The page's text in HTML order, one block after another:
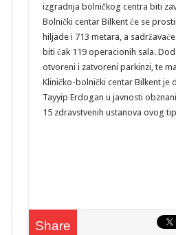
izgradnja bolničkog centra biti
Bolnički centar Bilkent će se
hiljade i 713 metara, a
biti čak 119 operacionih sala.
otvoreni i zatvoreni parkinzi, te
Kliničko-bolnički centar Bilkent je
Tayyip Erdogan u javnosti
15 zdravstvenih ustanova ovog
Share